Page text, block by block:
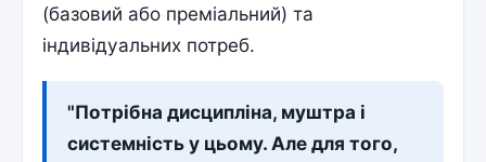
(базовий або преміальний) та
індивідуальних потреб.
"Потрібна дисципліна, муштра і
системність у цьому. Але для того,